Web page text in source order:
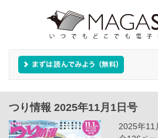
つり情報 2025年11月1日号
2025年11